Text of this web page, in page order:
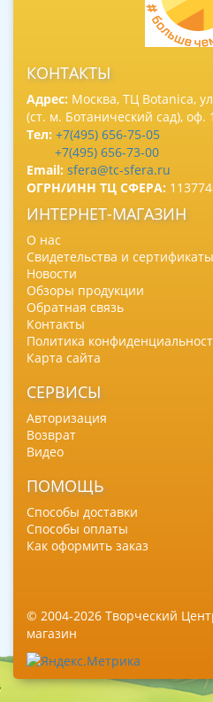
КОНТАКТЫ
Адрес: Москва, ТЦ Botanica,
(ст. м. Ботанический сад), оф.
Тел: +7(495) 656-75-05
+7(495) 656-73-00
Email: sfera@tc-sfera.ru
ОГРН/ИНН ТЦ СФЕРА:
ИНТЕРНЕТ-МАГАЗИН
О нас
Свидетельства и сертификаты
Новости
Обзоры продукции
Обратная связь
Контакты
Политика
Карта сайта
СЕРВИСЫ
Авторизация
Возврат
Видео
ПОМОЩЬ
Способы доставки
Способы оплаты
Как оформить заказ
© 2004-2026 Творческий
магазин